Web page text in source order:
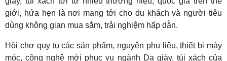
giới, hứa hẹn là nơi mang tới cho du khách và người tiêu
dùng không gian mua sắm, trải nghiệm hấp dẫn.
Hội chợ quy tụ các sản phẩm, nguyên phụ liệu, thiết bị máy
móc, công nghệ mới phục vụ ngành Da giày, túi xách của